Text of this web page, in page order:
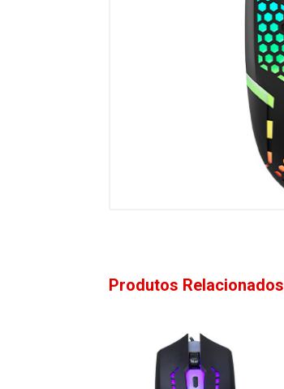
Produtos Relacionados